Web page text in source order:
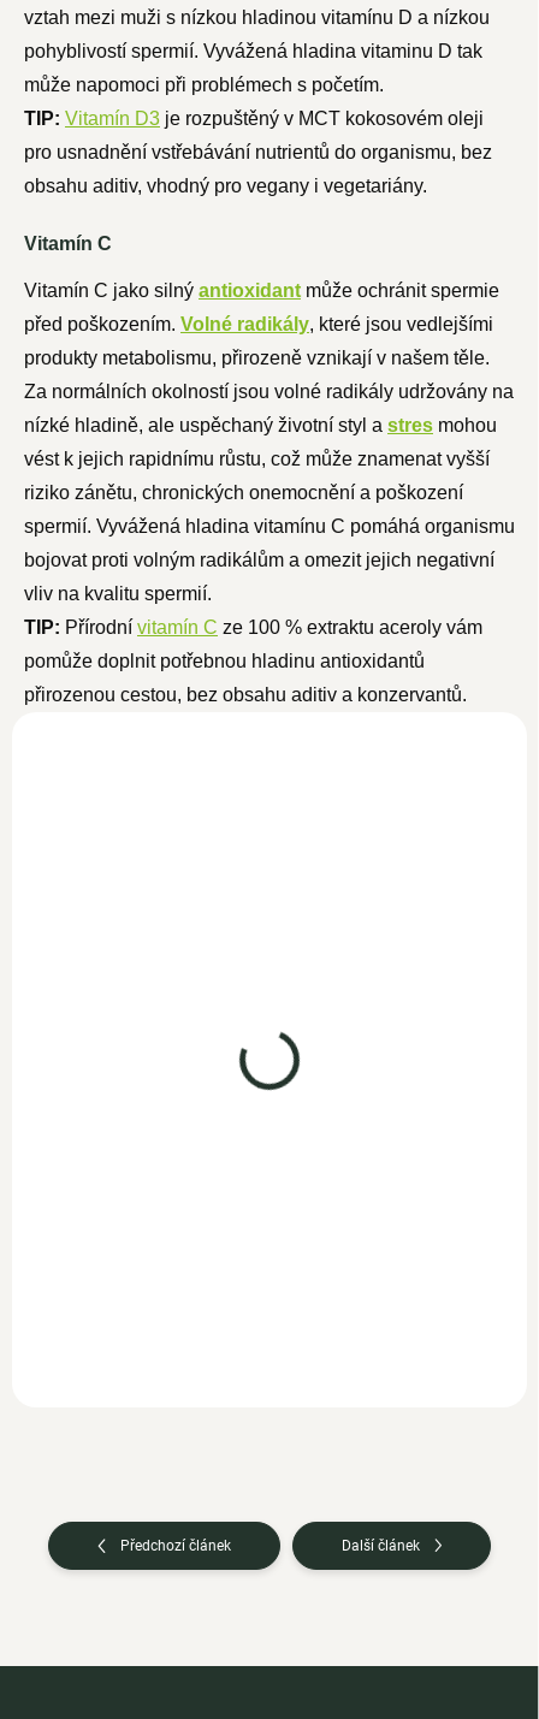
vztah mezi muži s nízkou hladinou vitamínu D a nízkou
pohyblivostí spermií. Vyvážená hladina vitaminu D tak
může napomoci při problémech s početím.
TIP: Vitamín D3 je rozpuštěný v MCT kokosovém oleji
pro usnadnění vstřebávání nutrientů do organismu, bez
obsahu aditiv, vhodný pro vegany i vegetariány.
Vitamín C
Vitamín C jako silný antioxidant může ochránit spermie
před poškozením. Volné radikály, které jsou vedlejšími
produkty metabolismu, přirozeně vznikají v našem těle.
Za normálních okolností jsou volné radikály udržovány na
nízké hladině, ale uspěchaný životní styl a stres mohou
vést k jejich rapidnímu růstu, což může znamenat vyšší
riziko zánětu, chronických onemocnění a poškození
spermií. Vyvážená hladina vitamínu C pomáhá organismu
bojovat proti volným radikálům a omezit jejich negativní
vliv na kvalitu spermií.
TIP: Přírodní vitamín C ze 100 % extraktu aceroly vám
pomůže doplnit potřebnou hladinu antioxidantů
přirozenou cestou, bez obsahu aditiv a konzervantů.
Předchozí článek Další článek